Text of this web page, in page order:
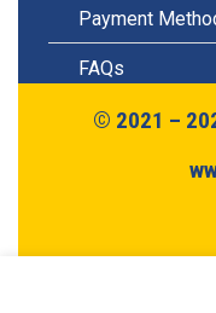
Payment
FAQs
© 2021 –